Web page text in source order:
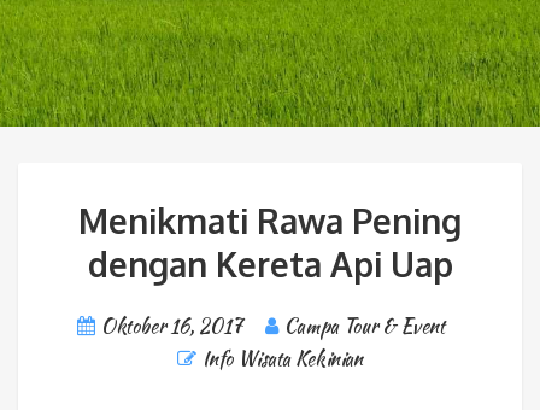
Menikmati Rawa Pening
dengan Kereta Api Uap
Oktober 16, 2017
Campa Tour & Event
Info Wisata Kekinian